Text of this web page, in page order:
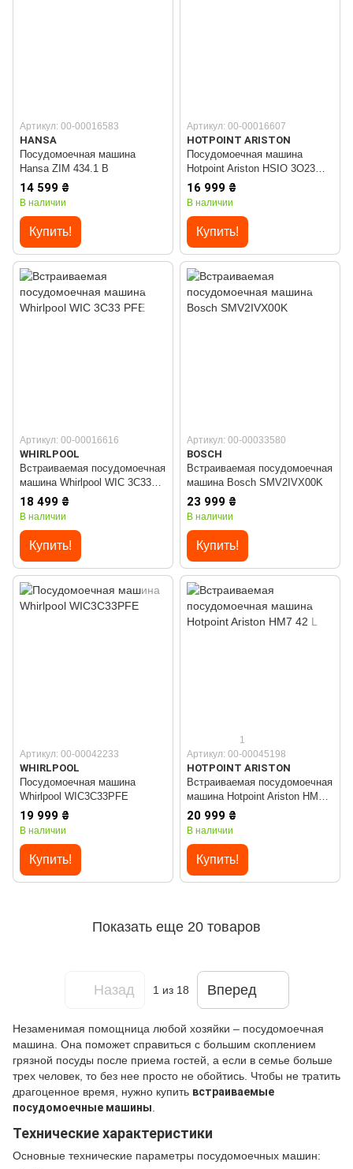
Артикул: 00-00016583
HANSA
Посудомоечная машина
Hansa ZIM 434.1 B
14 599 ₴
В наличии
Купить!
Артикул: 00-00016607
HOTPOINT ARISTON
Посудомоечная машина
Hotpoint Ariston HSIO 3O23
WFE
16 999 ₴
В наличии
Купить!
Артикул: 00-00016616
WHIRLPOOL
Встраиваемая посудомоечная
машина Whirlpool WIC 3C33
PFE
18 499 ₴
В наличии
Купить!
Артикул: 00-00033580
BOSCH
Встраиваемая посудомоечная
машина Bosch SMV2IVX00K
23 999 ₴
В наличии
Купить!
Артикул: 00-00042233
WHIRLPOOL
Посудомоечная машина
Whirlpool WIC3C33PFE
19 999 ₴
В наличии
Купить!
1
Артикул: 00-00045198
HOTPOINT ARISTON
Встраиваемая посудомоечная
машина Hotpoint Ariston HM7
42 L
20 999 ₴
В наличии
Купить!
Показать еще 20 товаров
Назад 1 из 18 Вперед
Незаменимая помощница любой хозяйки – посудомоечная
машина. Она поможет справиться с большим скоплением
грязной посуды после приема гостей, а если в семье больше
трех человек, то без нее просто не обойтись. Чтобы не тратить
драгоценное время, нужно купить встраиваемые
посудомоечные машины.
Технические характеристики
Основные технические параметры посудомоечных машин: